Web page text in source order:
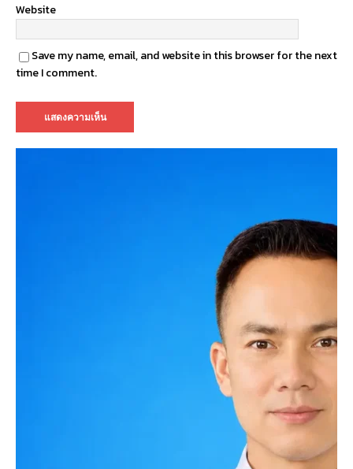
Website
Save my name, email, and website in this browser for the next
time I comment.